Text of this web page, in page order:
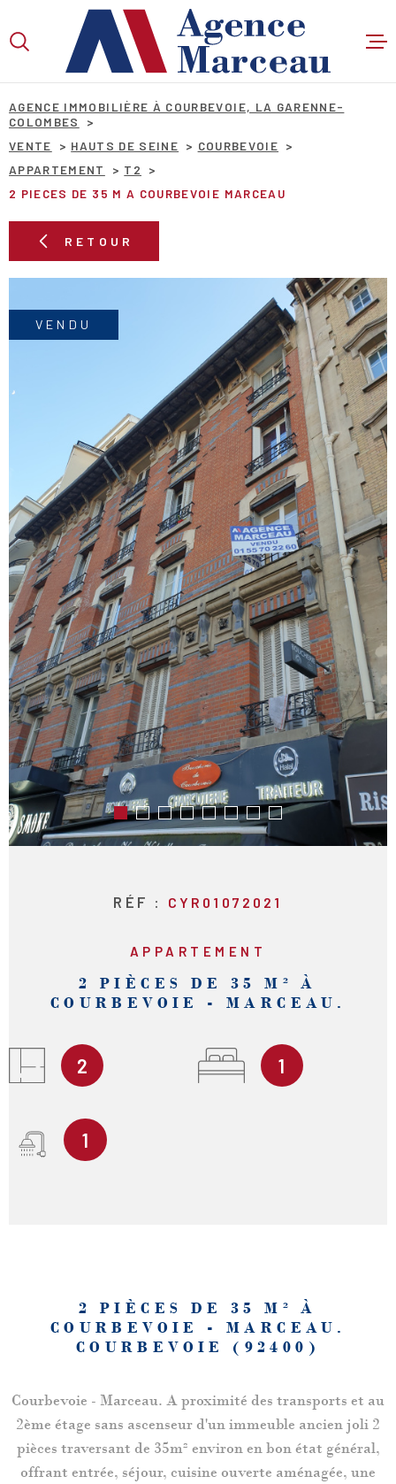
recherche
au
principal
au
AGENCE IMMOBILIÈRE À COURBEVOIE, LA GARENNE-
COLOMBES
VENTE
HAUTS DE SEINE
COURBEVOIE
APPARTEMENT
T2
2 PIECES DE 35 M A COURBEVOIE MARCEAU
RETOUR
VENDU
RÉF : CYR01072021
APPARTEMENT
2 PIÈCES DE 35 M² À
COURBEVOIE - MARCEAU.
2 1
1
2 PIÈCES DE 35 M² À
COURBEVOIE - MARCEAU.
COURBEVOIE (92400)
Courbevoie - Marceau. A proximité des transports et au
2ème étage sans ascenseur d'un immeuble ancien joli 2
pièces traversant de 35m² environ en bon état général,
offrant entrée, séjour, cuisine ouverte aménagée, une
VOTRE
RECHERCHE
VENTE
Budget
BUDGET
RECHERCHER